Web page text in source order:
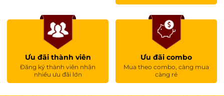
Ưu đãi thành viên
Đăng ký thành viên nhận
nhiều ưu đãi lớn
Ưu đãi combo
Mua theo combo, càng mua
càng rẻ